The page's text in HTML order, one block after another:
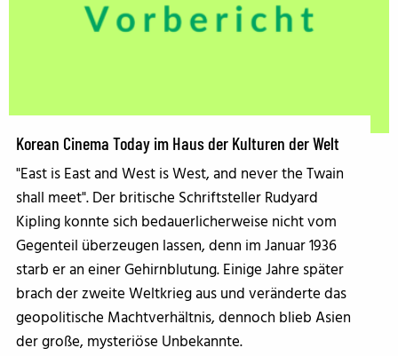
Korean Cinema Today im Haus der Kulturen der Welt
"East is East and West is West, and never the Twain
shall meet". Der britische Schriftsteller Rudyard
Kipling konnte sich bedauerlicherweise nicht vom
Gegenteil überzeugen lassen, denn im Januar 1936
starb er an einer Gehirnblutung. Einige Jahre später
brach der zweite Weltkrieg aus und veränderte das
geopolitische Machtverhältnis, dennoch blieb Asien
der große, mysteriöse Unbekannte.